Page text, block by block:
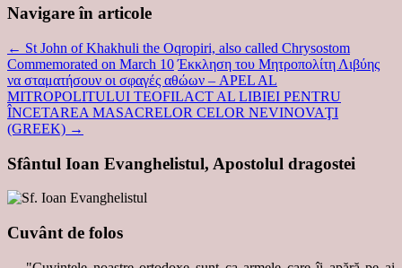
Navigare în articole
← St John of Khakhuli the Oqropiri, also called Chrysostom
Commemorated on March 10 Έκκληση του Μητροπολίτη Λιβύης
να σταματήσουν οι σφαγές αθώων – APEL AL
MITROPOLITULUI TEOFILACT AL LIBIEI PENTRU
ÎNCETAREA MASACRELOR CELOR NEVINOVAŢI
(GREEK) →
Sfântul Ioan Evanghelistul, Apostolul dragostei
Cuvânt de folos